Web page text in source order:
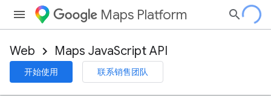
Maps Platform
Web Maps JavaScript API
开始使用 联系销售团队